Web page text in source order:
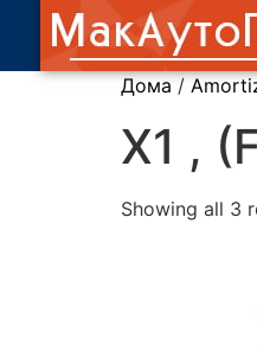
Дома /
X1 ,
Showing all 3